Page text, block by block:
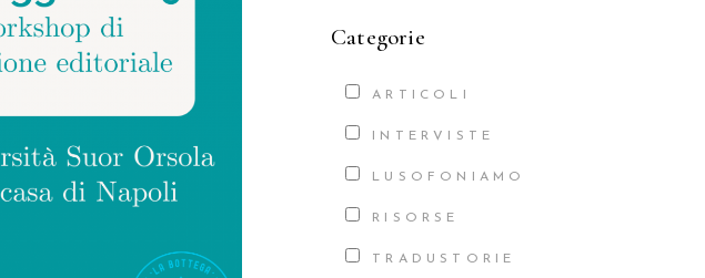
Categorie
ARTICOLI
INTERVISTE
LUSOFONIAMO
RISORSE
TRADUSTORIE